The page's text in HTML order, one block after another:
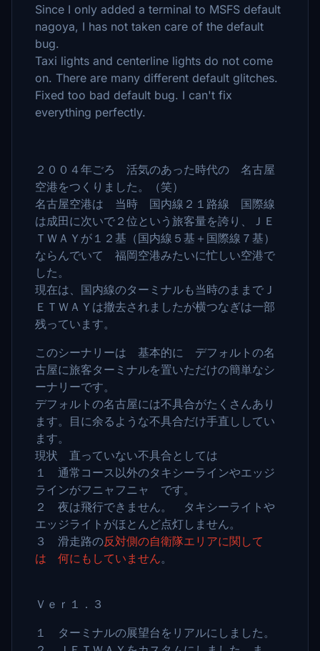
Since I only added a terminal to MSFS default
nagoya, I has not taken care of the default
bug.
Taxi lights and centerline lights do not come
on. There are many different default glitches.
Fixed too bad default bug. I can't fix
everything perfectly.
２００４年ごろ 活気のあった時代の 名古屋
空港をつくりました。（笑）
名古屋空港は 当時 国内線２１路線 国際線
は成田に次いで２位という旅客量を誇り、ＪＥ
ＴＷＡＹが１２基（国内線５基＋国際線７基）
ならんでいて 福岡空港みたいに忙しい空港で
した。
現在は、国内線のターミナルも当時のままでＪ
ＥＴＷＡＹは撤去されましたが横つなぎは一部
残っています。
このシーナリーは 基本的に デフォルトの名
古屋に旅客ターミナルを置いただけの簡単なシ
ーナリーです。
デフォルトの名古屋には不具合がたくさんあり
ます。目に余るような不具合だけ手直ししてい
ます。
現状 直っていない不具合としては
１ 通常コース以外のタキシーラインやエッジ
ラインがフニャフニャ です。
２ 夜は飛行できません。 タキシーライトや
エッジライトがほとんど点灯しません。
３ 滑走路の反対側の自衛隊エリアに関して
は 何にもしていません。
Ｖｅｒ１．３
１ ターミナルの展望台をリアルにしました。